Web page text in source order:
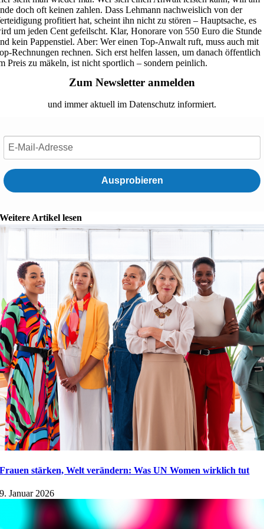
doch oft keinen zahlen. Dass Lehmann nachweislich von der
profitiert hat, scheint ihn nicht zu stören – Hauptsache, es
um jeden Cent gefeilscht. Klar, Honorare von 550 Euro die Stunde
kein Pappenstiel. Aber: Wer einen Top-Anwalt ruft, muss auch mit
Rechnungen rechnen. Sich erst helfen lassen, um danach öffentlich
Preis zu mäkeln, ist nicht sportlich – sondern peinlich.
Zum Newsletter anmelden
und immer aktuell im Datenschutz informiert.
Ausprobieren
Weitere Artikel lesen
Frauen stärken, Welt verändern: Was UN Women wirklich tut
9. Januar 2026